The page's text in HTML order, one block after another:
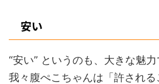
安い
“安い” というのも、大きな魅力
我々腹ぺこちゃんは「許され